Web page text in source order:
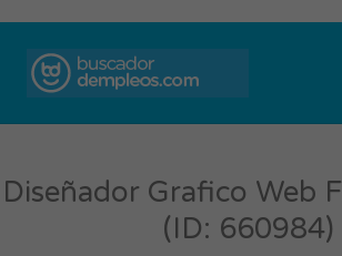
Diseñador Grafico Web
(ID: 660984)